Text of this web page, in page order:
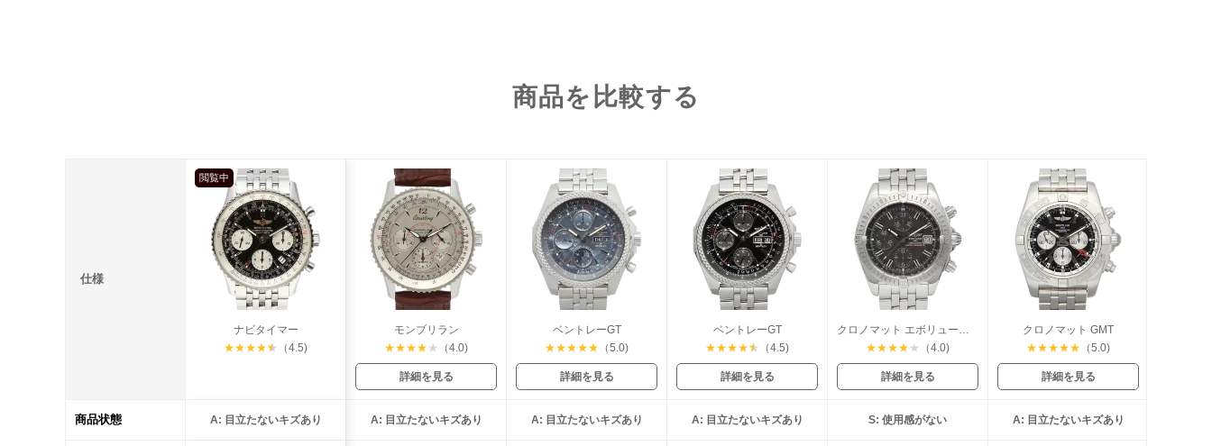
商品を比較する
仕様
閲覧中
ナビタイマー
★★★★★ （4.5)
モンブリラン
★★★★ ★ （4.0)
詳細を見る
ベントレーGT
★★★★★ （5.0)
詳細を見る
ベントレーGT
★★★★★ （4.5)
詳細を見る
クロノマット エボリューション
★★★★ ★ （4.0)
詳細を見る
クロノマット GMT
★★★★★ （5.0)
詳細を見る
商品状態 A: 目立たないキズあり A: 目立たないキズあり A: 目立たないキズあり A: 目立たないキズあり S: 使用感がない A: 目立たないキズあり